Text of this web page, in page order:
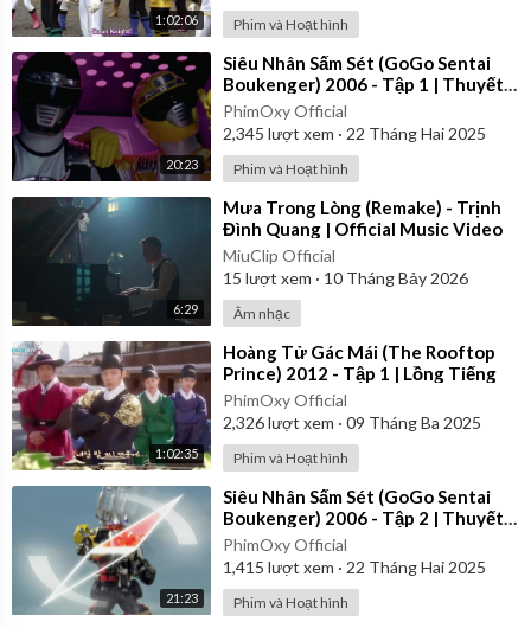
1:02:06 Phim và Hoạt hình
20:23
⁣Siêu Nhân Sấm Sét (GoGo Sentai
Boukenger) 2006 - Tập 1 | Thuyết
Minh
PhimOxy Official
2,345 lượt xem · 22 Tháng Hai 2025
Phim và Hoạt hình
6:29
⁣Mưa Trong Lòng (Remake) - Trịnh
Đình Quang | Official Music Video
MiuClip Official
15 lượt xem · 10 Tháng Bảy 2026
Âm nhạc
1:02:35
⁣Hoàng Tử Gác Mái (The Rooftop
Prince) 2012 - Tập 1 | Lồng Tiếng
PhimOxy Official
2,326lượt xem · 09 Tháng Ba 2025
Phim và Hoạt hình
21:23
⁣Siêu Nhân Sấm Sét (GoGo Sentai
Boukenger) 2006 - Tập 2 | Thuyết
Minh
PhimOxy Official
1,415 lượt xem · 22 Tháng Hai 2025
Phim và Hoạt hình